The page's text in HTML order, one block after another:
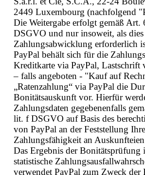
2449 Luxembourg (nachfolgend
Die Weitergabe erfolgt gemäß Art.
DSGVO und nur insoweit, als
Zahlungsabwicklung erforderlich
PayPal behält sich für die
Kreditkarte via PayPal, Lastschrift
– falls angeboten - "Kauf auf
„Ratenzahlung“ via PayPal die
Bonitätsauskunft vor. Hierfür
Zahlungsdaten gegebenenfalls
lit. f DSGVO auf Basis des
von PayPal an der Feststellung
Zahlungsfähigkeit an
Das Ergebnis der Bonitätsprüfung
statistische
verwendet PayPal zum Zweck der